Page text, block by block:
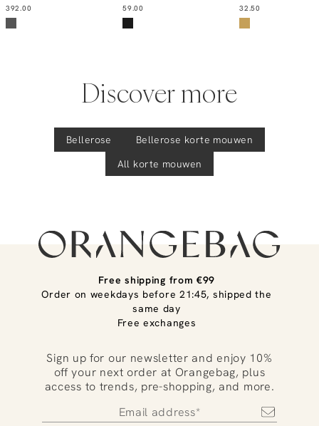
392.00 59.00 32.50
Discover more
Bellerose Bellerose korte mouwen
All korte mouwen
Free shipping from €99
Order on weekdays before 21:45, shipped the
same day
Free exchanges
Sign up for our newsletter and enjoy 10%
off your next order at Orangebag, plus
access to trends, pre-shopping, and more.